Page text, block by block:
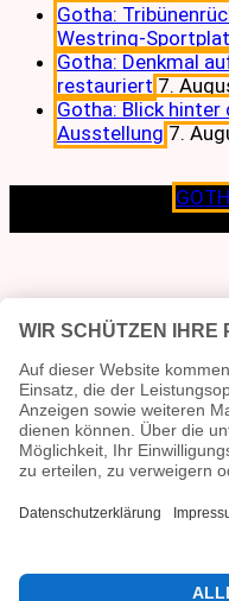
Gotha:
Westring-
Gotha: Denkmal
restauriert 7.
Gotha: Blick hinter
Ausstellung 7.
Lokalen verpflichtet.